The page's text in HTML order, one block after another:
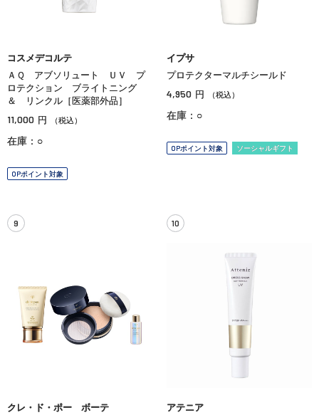
コスメデコルテ
ＡＱ アブソリュート ＵＶ プ
ロテクション ブライトニング
＆ リンクル［医薬部外品］
11,000 円 （税込）
在庫：○
OPポイント対象
イプサ
プロテクターマルチシールド
4,950 円 （税込）
在庫：○
OPポイント対象 ソーシャルギフト
9
クレ・ド・ポー ボーテ
10
アテニア